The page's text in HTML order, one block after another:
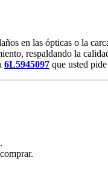
en las ópticas o la
respaldando la
6L5945097 que usted